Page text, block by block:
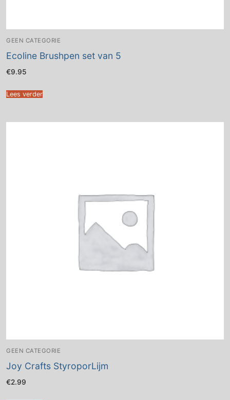
GEEN CATEGORIE
Ecoline Brushpen set van 5
€9.95
Lees verder
GEEN CATEGORIE
Joy Crafts StyroporLijm
€2.99